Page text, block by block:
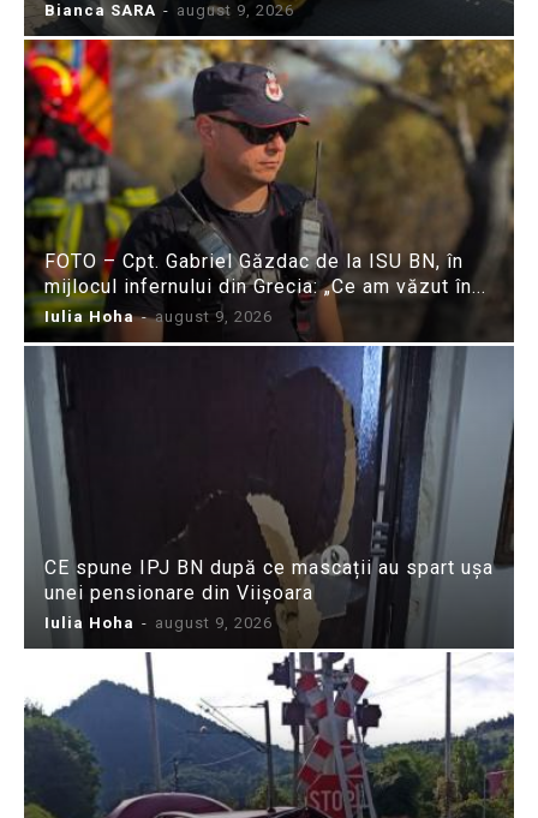
Bianca SARA - august 9, 2026
FOTO – Cpt. Gabriel Găzdac de la ISU BN, în
mijlocul infernului din Grecia: „Ce am văzut în...
Iulia Hoha - august 9, 2026
CE spune IPJ BN după ce mascații au spart ușa
unei pensionare din Viișoara
Iulia Hoha - august 9, 2026